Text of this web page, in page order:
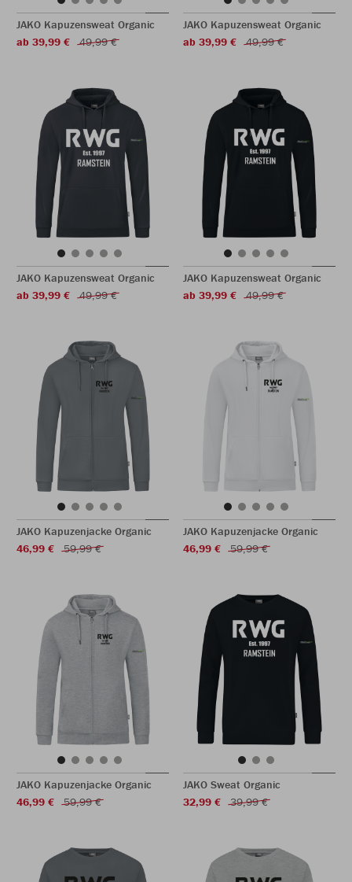
JAKO Kapuzensweat Organic
ab 39,99 €
49,99 €
JAKO Kapuzensweat Organic
ab 39,99 €
49,99 €
JAKO Kapuzensweat Organic
ab 39,99 €
49,99 €
JAKO Kapuzensweat Organic
ab 39,99 €
49,99 €
JAKO Kapuzenjacke Organic
46,99 €
59,99 €
JAKO Kapuzenjacke Organic
46,99 €
59,99 €
JAKO Kapuzenjacke Organic
46,99 €
59,99 €
JAKO Sweat Organic
32,99 €
39,99 €